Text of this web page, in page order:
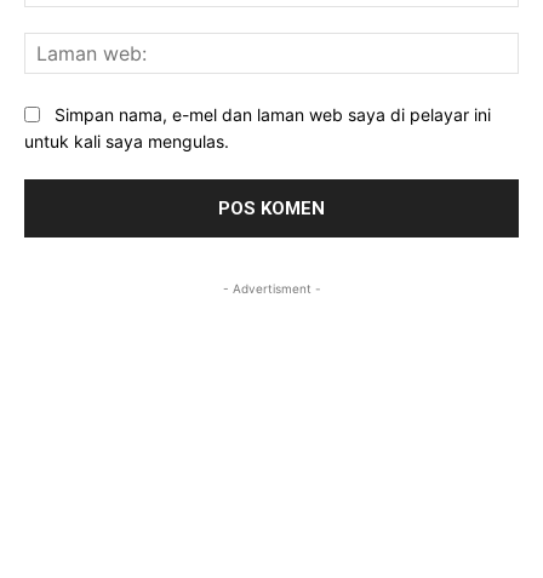
Simpan nama, e-mel dan laman web saya di pelayar ini
untuk kali saya mengulas.
- Advertisment -